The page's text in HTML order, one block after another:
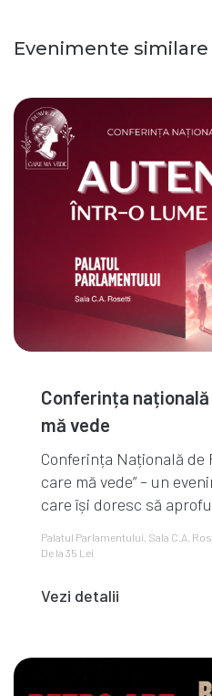
Evenimente similare
Conferința
mă vede
Conferința Națională de
care mă vede” – un
care își doresc să
Palatul Parlamentului, Sala C.A.
De la 35 Lei
Vezi detalii